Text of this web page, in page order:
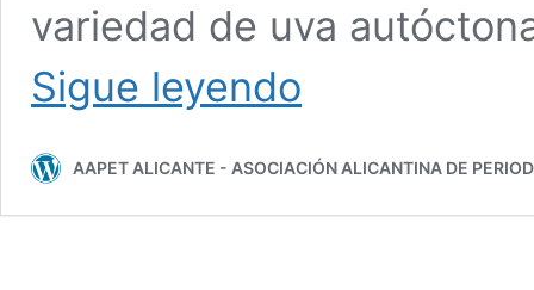
variedad de uva
Sigue leyendo
AAPET ALICANTE - ASOCIACIÓN ALICANTINA DE